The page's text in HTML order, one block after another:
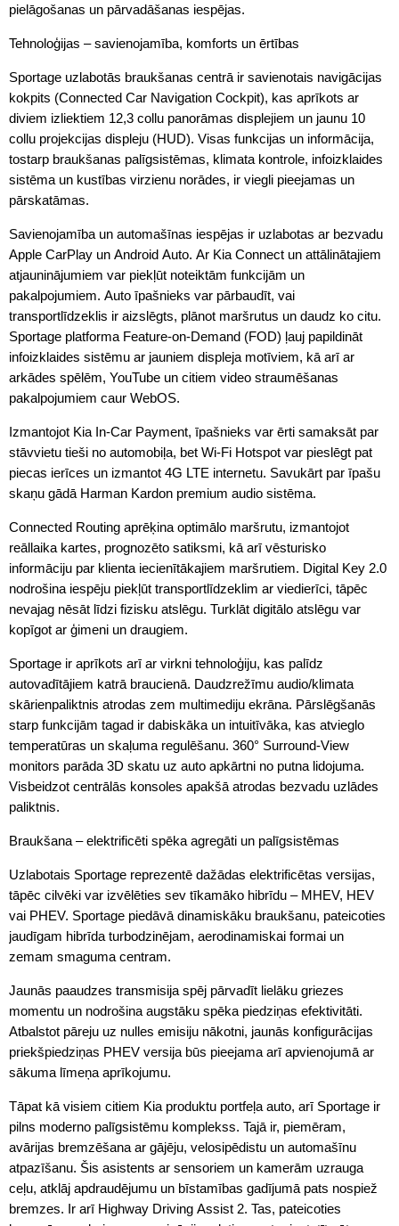
pielāgošanas un pārvadāšanas iespējas.
Tehnoloģijas – savienojamība, komforts un ērtības
Sportage uzlabotās braukšanas centrā ir savienotais navigācijas
kokpits (Connected Car Navigation Cockpit), kas aprīkots ar
diviem izliektiem 12,3 collu panorāmas displejiem un jaunu 10
collu projekcijas displeju (HUD). Visas funkcijas un informācija,
tostarp braukšanas palīgsistēmas, klimata kontrole, infoizklaides
sistēma un kustības virzienu norādes, ir viegli pieejamas un
pārskatāmas.
Savienojamība un automašīnas iespējas ir uzlabotas ar bezvadu
Apple CarPlay un Android Auto. Ar Kia Connect un attālinātajiem
atjauninājumiem var piekļūt noteiktām funkcijām un
pakalpojumiem. Auto īpašnieks var pārbaudīt, vai
transportlīdzeklis ir aizslēgts, plānot maršrutus un daudz ko citu.
Sportage platforma Feature-on-Demand (FOD) ļauj papildināt
infoizklaides sistēmu ar jauniem displeja motīviem, kā arī ar
arkādes spēlēm, YouTube un citiem video straumēšanas
pakalpojumiem caur WebOS.
Izmantojot Kia In-Car Payment, īpašnieks var ērti samaksāt par
stāvvietu tieši no automobiļa, bet Wi-Fi Hotspot var pieslēgt pat
piecas ierīces un izmantot 4G LTE internetu. Savukārt par īpašu
skaņu gādā Harman Kardon premium audio sistēma.
Connected Routing aprēķina optimālo maršrutu, izmantojot
reāllaika kartes, prognozēto satiksmi, kā arī vēsturisko
informāciju par klienta iecienītākajiem maršrutiem. Digital Key 2.0
nodrošina iespēju piekļūt transportlīdzeklim ar viedierīci, tāpēc
nevajag nēsāt līdzi fizisku atslēgu. Turklāt digitālo atslēgu var
kopīgot ar ģimeni un draugiem.
Sportage ir aprīkots arī ar virkni tehnoloģiju, kas palīdz
autovadītājiem katrā braucienā. Daudzrežīmu audio/klimata
skārienpaliktnis atrodas zem multimediju ekrāna. Pārslēgšanās
starp funkcijām tagad ir dabiskāka un intuitīvāka, kas atvieglo
temperatūras un skaļuma regulēšanu. 360° Surround-View
monitors parāda 3D skatu uz auto apkārtni no putna lidojuma.
Visbeidzot centrālās konsoles apakšā atrodas bezvadu uzlādes
paliktnis.
Braukšana – elektrificēti spēka agregāti un palīgsistēmas
Uzlabotais Sportage reprezentē dažādas elektrificētas versijas,
tāpēc cilvēki var izvēlēties sev tīkamāko hibrīdu – MHEV, HEV
vai PHEV. Sportage piedāvā dinamiskāku braukšanu, pateicoties
jaudīgam hibrīda turbodzinējam, aerodinamiskai formai un
zemam smaguma centram.
Jaunās paaudzes transmisija spēj pārvadīt lielāku griezes
momentu un nodrošina augstāku spēka piedziņas efektivitāti.
Atbalstot pāreju uz nulles emisiju nākotni, jaunās konfigurācijas
priekšpiedziņas PHEV versija būs pieejama arī apvienojumā ar
sākuma līmeņa aprīkojumu.
Tāpat kā visiem citiem Kia produktu portfeļa auto, arī Sportage ir
pilns moderno palīgsistēmu komplekss. Tajā ir, piemēram,
avārijas bremzēšana ar gājēju, velosipēdistu un automašīnu
atpazīšanu. Šis asistents ar sensoriem un kamerām uzrauga
ceļu, atklāj apdraudējumu un bīstamības gadījumā pats nospiež
bremzes. Ir arī Highway Driving Assist 2. Tas, pateicoties